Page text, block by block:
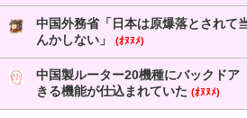
中国外務省「日本は原爆落とされて
んかしない」
(ｵﾇﾇﾒ)
中国製ルーター20機種にバックド
きる機能が仕込まれていた (ｵﾇﾇﾒ)